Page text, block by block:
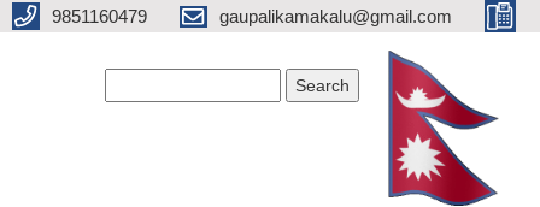
9851160479 gaupalikamakalu@gmail.com